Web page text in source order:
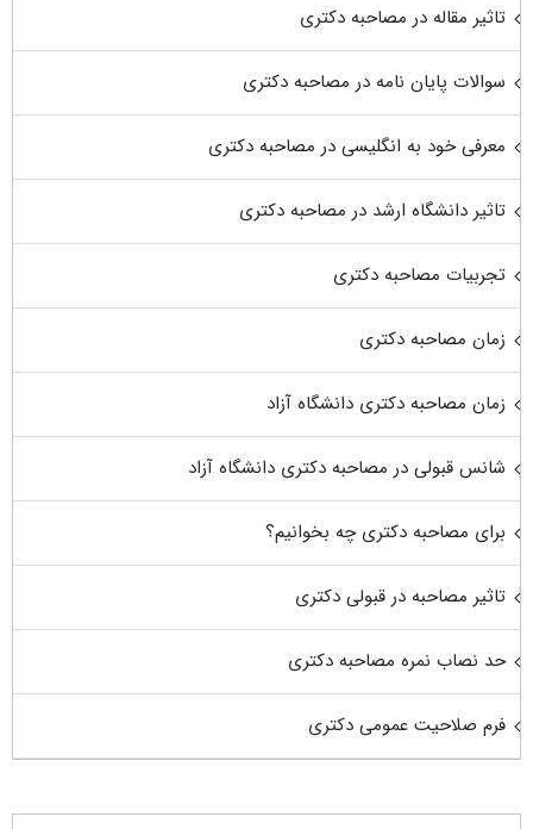
تاثیر مقاله در مصاحبه دکتری
سوالات پایان نامه در مصاحبه دکتری
معرفی خود به انگلیسی در مصاحبه دکتری
تاثیر دانشگاه ارشد در مصاحبه دکتری
تجربیات مصاحبه دکتری
زمان مصاحبه دکتری
زمان مصاحبه دکتری دانشگاه آزاد
شانس قبولی در مصاحبه دکتری دانشگاه آزاد
برای مصاحبه دکتری چه بخوانیم؟
تاثیر مصاحبه در قبولی دکتری
حد نصاب نمره مصاحبه دکتری
فرم صلاحیت عمومی دکتری